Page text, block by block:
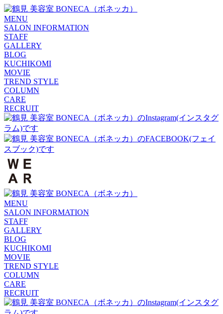
MENU
SALON INFORMATION
STAFF
GALLERY
BLOG
KUCHIKOMI
MOVIE
TREND STYLE
COLUMN
CARE
RECRUIT
MENU
SALON INFORMATION
STAFF
GALLERY
BLOG
KUCHIKOMI
MOVIE
TREND STYLE
COLUMN
CARE
RECRUIT